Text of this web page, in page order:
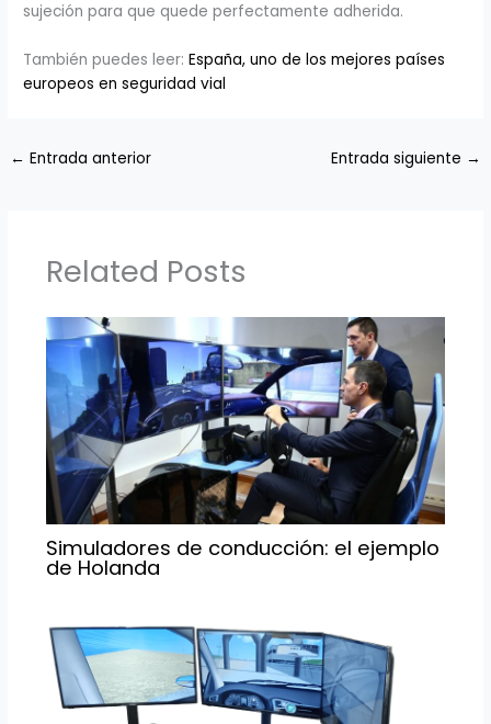
sujeción para que quede perfectamente adherida.
También puedes leer:España, uno de los mejores países
europeos en seguridad vial
← Entrada anterior Entrada siguiente →
Related Posts
Simuladores de conducción: el ejemplo
de Holanda